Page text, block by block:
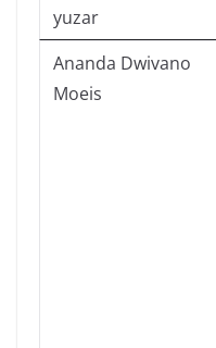
yuzar
Ananda Dwivano
Moeis